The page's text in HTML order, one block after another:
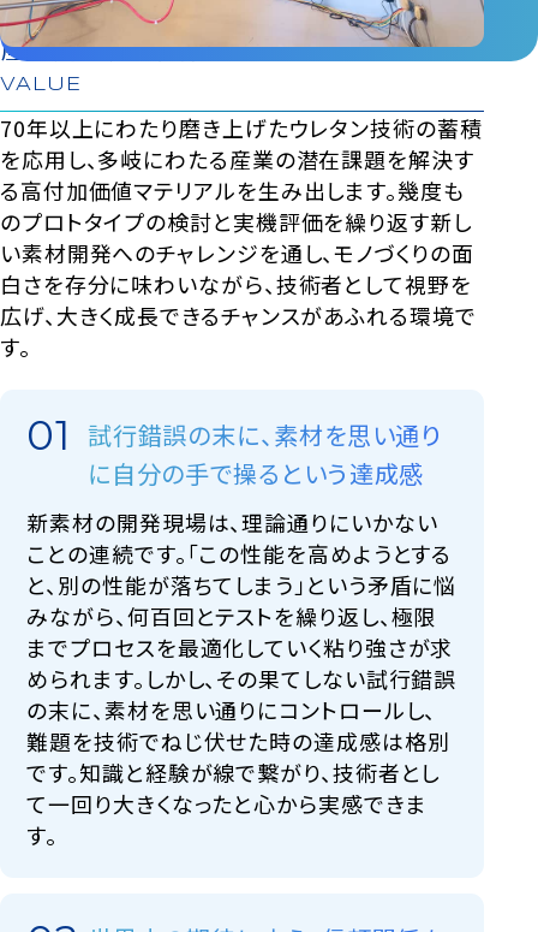
産業用化成品開発のやりがい
VALUE
70年以上にわたり磨き上げたウレタン技術の蓄積
を応用し、多岐にわたる産業の潜在課題を解決す
る高付加価値マテリアルを生み出します。幾度も
のプロトタイプの検討と実機評価を繰り返す新し
い素材開発へのチャレンジを通し、モノづくりの面
白さを存分に味わいながら、技術者として視野を
広げ、大きく成長できるチャンスがあふれる環境で
す。
試行錯誤の末に、素材を思い通り
に自分の手で操るという達成感
新素材の開発現場は、理論通りにいかない
ことの連続です。「この性能を高めようとする
と、別の性能が落ちてしまう」という矛盾に悩
みながら、何百回とテストを繰り返し、極限
までプロセスを最適化していく粘り強さが求
められます。しかし、その果てしない試行錯誤
の末に、素材を思い通りにコントロールし、
難題を技術でねじ伏せた時の達成感は格別
です。知識と経験が線で繋がり、技術者とし
て一回り大きくなったと心から実感できま
す。